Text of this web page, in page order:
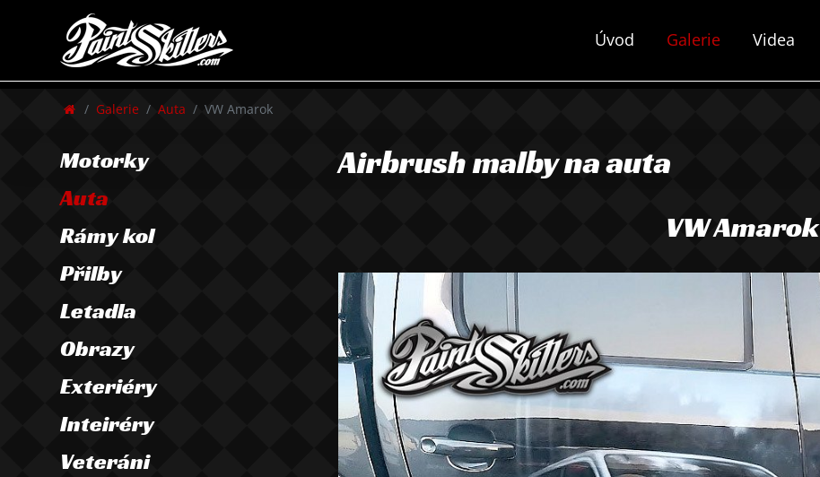
Úvod Galerie Videa
Galerie Auta VW Amarok
Motorky
Auta
Rámy kol
Přilby
Letadla
Obrazy
Exteriéry
Inteiréry
Veteráni
Airbrush malby na auta
VW Amarok